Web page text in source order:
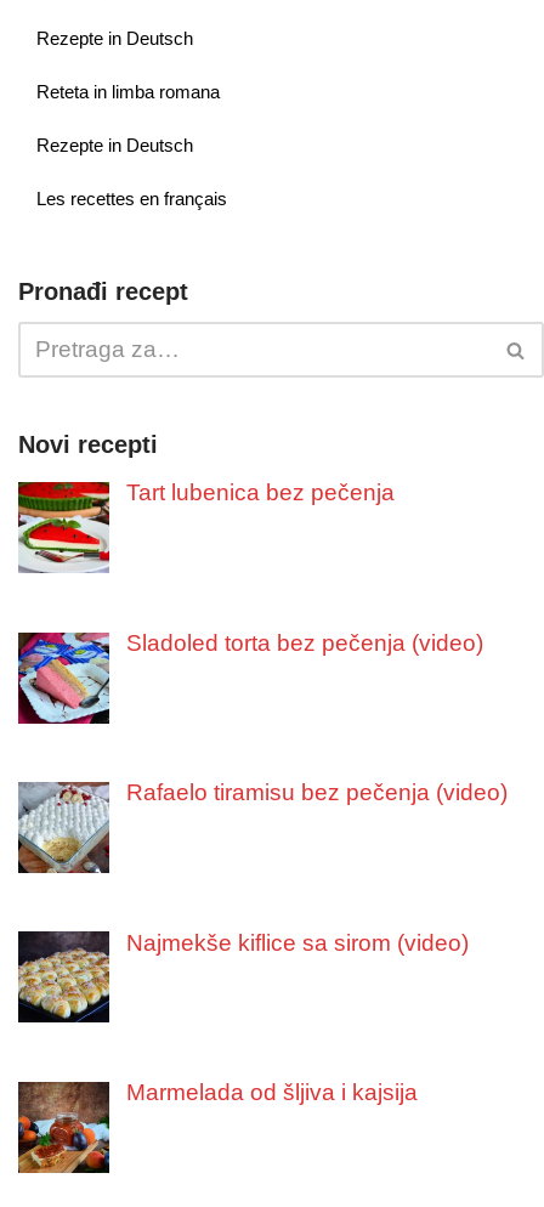
Rezepte in Deutsch
Reteta in limba romana
Rezepte in Deutsch
Les recettes en français
Pronađi recept
Novi recepti
Tart lubenica bez pečenja
Sladoled torta bez pečenja (video)
Rafaelo tiramisu bez pečenja (video)
Najmekše kiflice sa sirom (video)
Marmelada od šljiva i kajsija